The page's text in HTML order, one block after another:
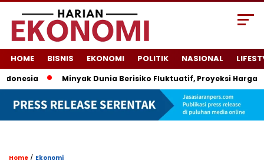
HOME BISNIS EKONOMI POLITIK NASIONAL
Minyak Dunia Berisiko Fluktuatif, Proyeksi Harga
Home / Ekonomi